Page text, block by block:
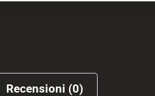
Recensioni (0)